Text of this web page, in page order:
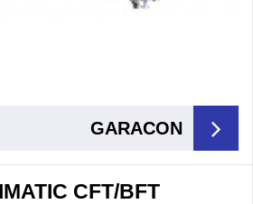
GARACON
CFT/BFT